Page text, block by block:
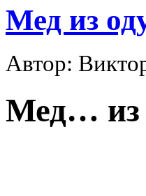
Мед из
Автор:
Мед… из